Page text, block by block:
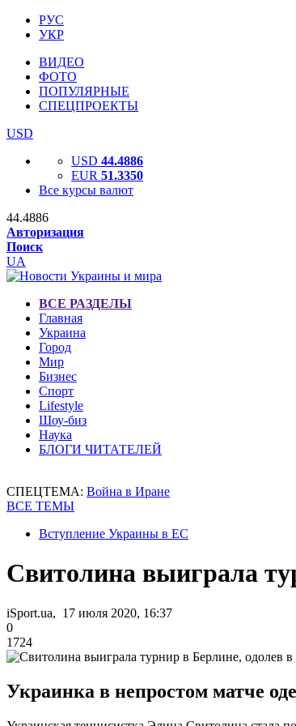
РУС
УКР
ВИДЕО
ФОТО
ПОПУЛЯРНЫЕ
СПЕЦПРОЕКТЫ
USD
USD 44.4886
EUR 51.3350
Все курсы валют
44.4886
Авторизация
Поиск
UA
ВСЕ РАЗДЕЛЫ
Главная
Украина
Город
Мир
Бизнес
Спорт
Lifestyle
Шоу-биз
Наука
БЛОГИ ЧИТАТЕЛЕЙ
СПЕЦТЕМА: Война в Иране
ВСЕ ТЕМЫ
Вступление Украины в ЕС
Свитолина выиграла
iSport.ua, 17 июля 2020, 16:37
0
1724
Украинка в непростом матче